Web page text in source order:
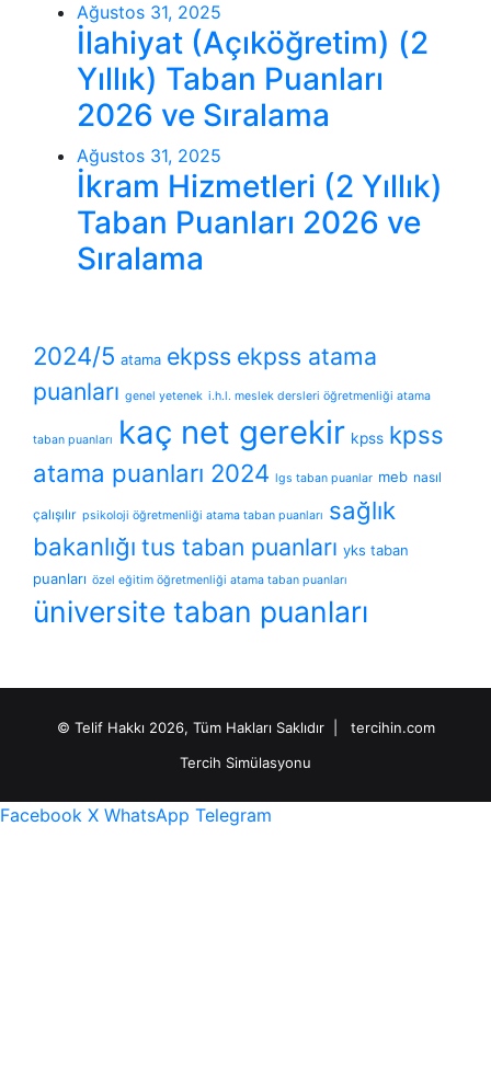
Ağustos 31, 2025
İlahiyat (Açıköğretim) (2
Yıllık) Taban Puanları
2026 ve Sıralama
Ağustos 31, 2025
İkram Hizmetleri (2 Yıllık)
Taban Puanları 2026 ve
Sıralama
2024/5 atama ekpss ekpss atama
puanları genel yetenek i.h.l. meslek dersleri öğretmenliği atama
taban puanları kaç net gerekir kpss kpss
atama puanları 2024 lgs taban puanlar meb nasıl
çalışılır psikoloji öğretmenliği atama taban puanları sağlık
bakanlığı tus taban puanları yks taban
puanları özel eğitim öğretmenliği atama taban puanları
üniversite taban puanları
© Telif Hakkı 2026, Tüm Hakları Saklıdır | tercihin.com
Tercih Simülasyonu
Facebook X WhatsApp Telegram